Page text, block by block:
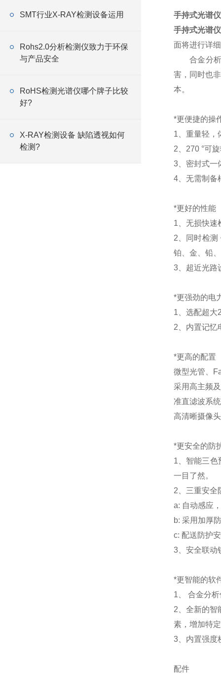
SMT行业X-RAY检测设备运用
Rohs2.0分析检测仪致力于环保
与产品安全
RoHS检测光谱仪哪个牌子比较
好?
X-RAY检测设备 缺陷透视如何
检测?
手持式光谱
手持式光谱
面将进行详
合金分析
害，同时也
本。
*更便捷的操
1、重量轻，
2、270 °可
3、密封式一
4、无需制备
*更好的性能
1、无损快速
2、同时检
铂、金、铅
3、超近光路
*更强劲的电
1、选配超大
2、内置记忆
*更高的配置
微型光管、
采用高主频
准直滤波系
高清晰摄像
*更安全的防
1、智能三色
一目了然。
2、三重安全
a: 自动感应
b: 采用加厚
c: 配送防护
3、安全联动
*更智能的软
1、 合金分
2、全新的智
素，增加特
3、内置强度
配件